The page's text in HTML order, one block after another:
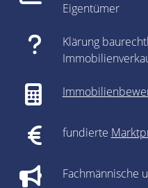
Eigentümer
Klärung
fundierte
Fachmännische